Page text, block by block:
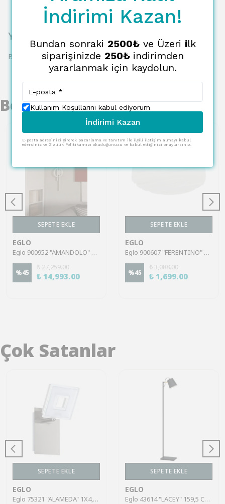
Yorumlar
Bu ürün için henüz yorum yapılmamış.
Benzer Ürünler
SEPETE EKLE
EGLO
Eglo 900952 "AMANDOLO" 77,5 Cm Uzunluğunda Alüminyum, Çelik Beyaz Tavan Armatürü RGB
%45
₺ 27,259.00
₺ 14,993.00
SEPETE EKLE
EGLO
Eglo 900607 "FERENTINO" 28 Cm Çapında Çelik Beyaz Tavan Armatürü
%45
₺ 3,088.00
₺ 1,699.00
Çok Satanlar
SEPETE EKLE
EGLO
Eglo 75321 "ALAMEDA" 1X4,5W Çelik Nikel Mat Sıva Üstü Spot
SEPETE EKLE
EGLO
Eglo 43614 "LACEY" 159,5 Cm Yüksekliğinde Çelik, Ahşap Köşe Lambası Lambader
İndirimi Kazan!
Bundan sonraki 2500₺ve Üzeri ilk
siparişinizde 250₺ indirimden
yararlanmak için kaydolun.
Kullanım Koşullarını kabul ediyorum
İndirimi Kazan
E-posta adresinizi girerek pazarlama ve tanıtım ile ilgili iletişim almayı kabul
edersiniz ve Gizlilik Politikamızı okuduğunuzu ve kabul ettiğinizi onaylarsınız.